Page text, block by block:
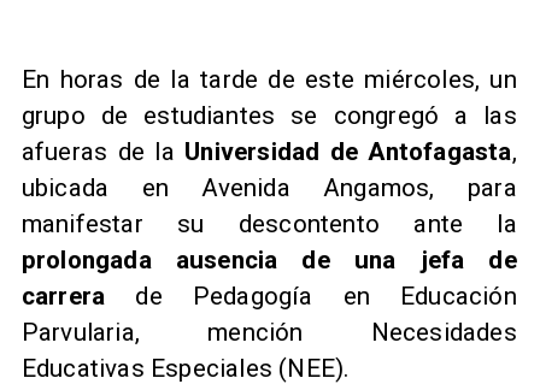
En horas de la tarde de este miércoles, un
grupo de estudiantes se congregó a las
afueras de la Universidad de Antofagasta,
ubicada en Avenida Angamos, para
manifestar su descontento ante la
prolongada ausencia de una jefa de
carrera de Pedagogía en Educación
Parvularia, mención Necesidades
Educativas Especiales (NEE).